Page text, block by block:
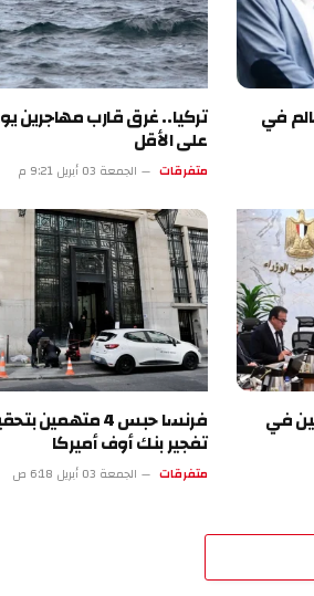
في
على الأقل
متفرقات الجمعة 03 أبريل 9:21 م
في فرنسا حبس 4
تفجير بنك أوف أميركا
متفرقات الجمعة 03 أبريل 6:18 ص